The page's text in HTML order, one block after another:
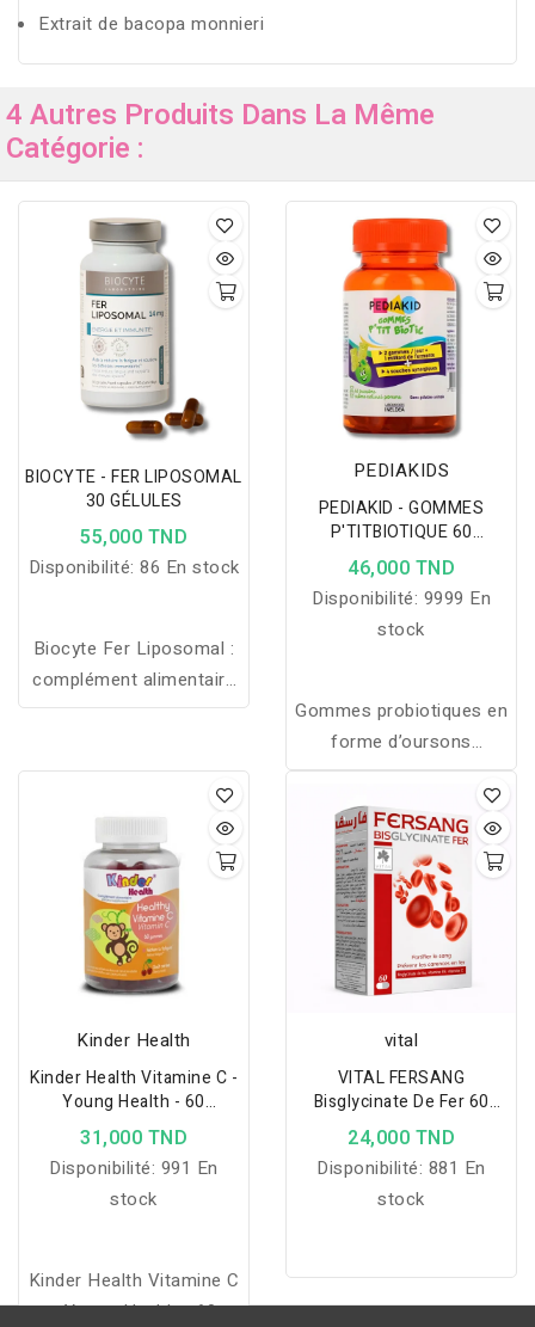
Extrait de bacopa monnieri
4 Autres Produits Dans La Même
Catégorie :
BIOCYTE - FER LIPOSOMAL
30 GÉLULES
55,000 TND
Disponibilité: 86 En stock
Biocyte Fer Liposomal :
complément alimentaire
en gélules enrichi en fer,
réduire la fatigue et
soutenir la formation
normale de globules
rouges.
PEDIAKIDS
PEDIAKID - GOMMES
P'TITBIOTIQUE 60
OURSONS
46,000 TND
Disponibilité: 9999 En
stock
Gommes probiotiques en
forme d’oursons
apportant 1 milliard de
ferments lactiques pour
soutenir l’équilibre
intestinal des enfants,
dans une formule
naturelle et sans gélatine.
Kinder Health
Kinder Health Vitamine C -
Young Health - 60
Gummies
31,000 TND
Disponibilité: 991 En
stock
Kinder Health Vitamine C
- Young Health - 60
vital
VITAL FERSANG
Bisglycinate De Fer 60
Gelules
24,000 TND
Disponibilité: 881 En
stock